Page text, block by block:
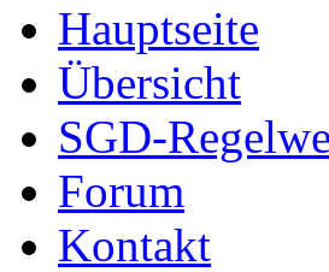
Hauptseite
Übersicht
SGD-
Forum
Kontakt